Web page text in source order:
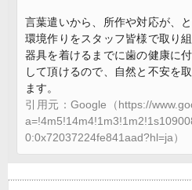
言葉遣いから、所作や対応が、
環境作りをスタッフ皆様で取り
器具を着けるまでに歯の健康に
して頂けるので、自然と不安を
ます。
引用元：Google（https://
0:0x72037224fe841aad?hl=ja）